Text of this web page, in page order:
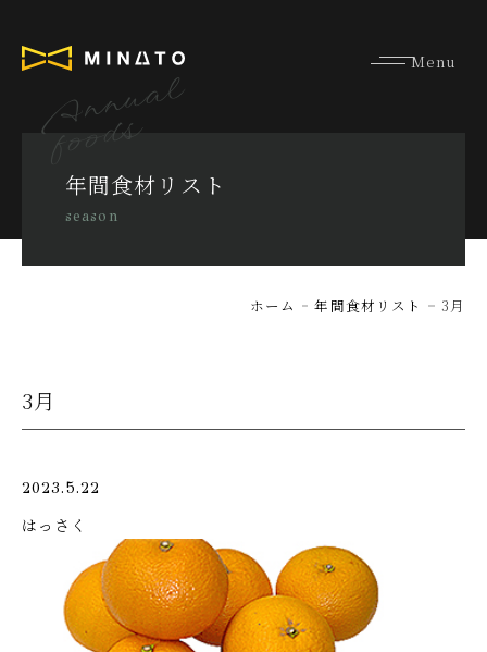
年間食材リスト
season
Annual
foods
ホーム 年間食材リスト 3月
3月
2023.5.22
はっさく